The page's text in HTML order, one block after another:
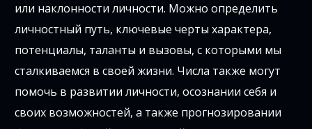
или наклонности личности. Можно определить
личностный путь, ключевые черты характера,
потенциалы, таланты и вызовы, с которыми мы
сталкиваемся в своей жизни. Числа также могут
помочь в развитии личности, осознании себя и
своих возможностей, а также прогнозировании